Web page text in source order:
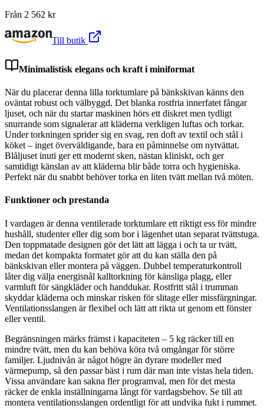
Från 2 562 kr
Till butik
Minimalistisk elegans och kraft i miniformat
När du placerar denna lilla torktumlare på bänkskivan känns den
oväntat robust och välbyggd. Det blanka rostfria innerfatet fångar
ljuset, och när du startar maskinen hörs ett diskret men tydligt
snurrande som signalerar att kläderna verkligen luftas och torkar.
Under torkningen sprider sig en svag, ren doft av textil och stål i
köket – inget överväldigande, bara en påminnelse om nytvättat.
Blåljuset inuti ger ett modernt sken, nästan kliniskt, och ger
samtidigt känslan av att kläderna blir både torra och hygieniska.
Perfekt när du snabbt behöver torka en liten tvätt mellan två möten.
Funktioner och prestanda
I vardagen är denna ventilerade torktumlare ett riktigt ess för mindre
hushåll, studenter eller dig som bor i lägenhet utan separat tvättstuga.
Den toppmatade designen gör det lätt att lägga i och ta ur tvätt,
medan det kompakta formatet gör att du kan ställa den på
bänkskivan eller montera på väggen. Dubbel temperaturkontroll
låter dig välja energisnål kalltorkning för känsliga plagg, eller
varmluft för sängkläder och handdukar. Rostfritt stål i trumman
skyddar kläderna och minskar risken för slitage eller missfärgningar.
Ventilationsslangen är flexibel och lätt att rikta ut genom ett fönster
eller ventil.
Begränsningen märks främst i kapaciteten – 5 kg räcker till en
mindre tvätt, men du kan behöva köra två omgångar för större
familjer. Ljudnivån är något högre än dyrare modeller med
värmepump, så den passar bäst i rum där man inte vistas hela tiden.
Vissa användare kan sakna fler programval, men för det mesta
räcker de enkla inställningarna långt för vardagsbehov. Se till att
montera ventilationsslangen ordentligt för att undvika fukt i rummet.